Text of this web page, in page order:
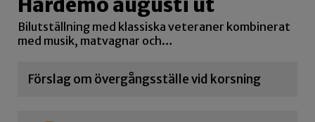
Bilutställning med klassiska veteraner kombinerat
med musik, matvagnar och…
Förslag om övergångsställe vid korsning